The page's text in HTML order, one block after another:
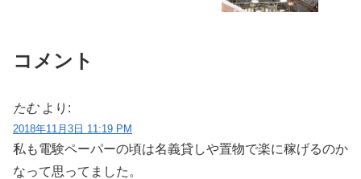
コメント
たむ より:
2018年11月3日 11:19 PM
私も電験ペーパーの頃は名義貸しや置物で楽に稼げるのか
なって思ってました。